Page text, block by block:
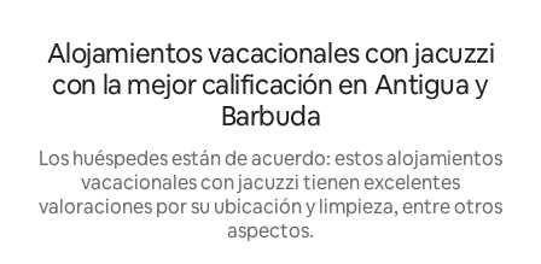
Alojamientos vacacionales con jacuzzi
con la mejor calificación en Antigua y
Barbuda
Los huéspedes están de acuerdo: estos alojamientos
vacacionales con jacuzzi tienen excelentes
valoraciones por su ubicación y limpieza, entre otros
aspectos.